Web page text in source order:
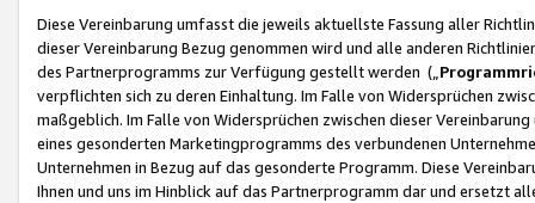
Diese Vereinbarung umfasst die jeweils aktuellste Fassung aller
dieser Vereinbarung Bezug genommen wird und alle anderen
des Partnerprogramms zur Verfügung gestellt werden („
verpflichten sich zu deren Einhaltung. Im Falle von Widersprüchen
maßgeblich. Im Falle von Widersprüchen zwischen dieser
eines gesonderten Marketingprogramms des verbundenen
Unternehmen in Bezug auf das gesonderte Programm. Diese
Ihnen und uns im Hinblick auf das Partnerprogramm dar und ersetzt